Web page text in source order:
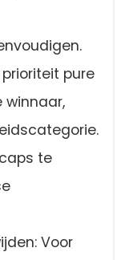
pure
winnaar,
te
Voor